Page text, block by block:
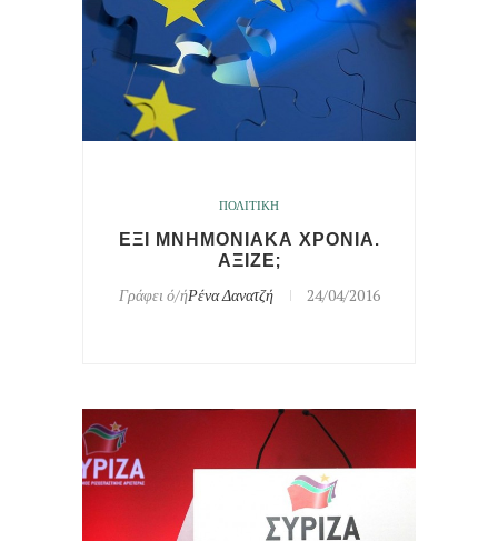
ΠΟΛΙΤΙΚΗ
ΕΞΙ ΜΝΗΜΟΝΙΑΚΑ ΧΡΟΝΙΑ.
ΑΞΙΖΕ;
Γράφει ό/ήΡένα Δανατζή 24/04/2016